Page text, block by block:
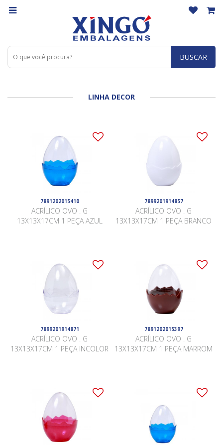
BUSCAR
LINHA DECOR
7891202015410
ACRÍLICO OVO . G
13X13X17CM 1 PEÇA AZUL
7899201914857
ACRÍLICO OVO . G
13X13X17CM 1 PEÇA BRANCO
7899201914871
ACRÍLICO OVO . G
13X13X17CM 1 PEÇA INCOLOR
7891202015397
ACRÍLICO OVO . G
13X13X17CM 1 PEÇA MARROM